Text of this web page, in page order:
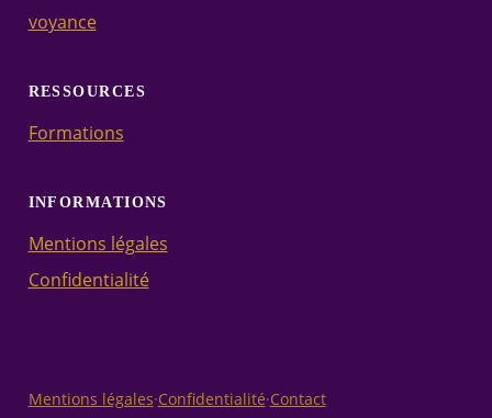
voyance
RESSOURCES
Formations
INFORMATIONS
Mentions légales
Confidentialité
Mentions légales·Confidentialité·Contact